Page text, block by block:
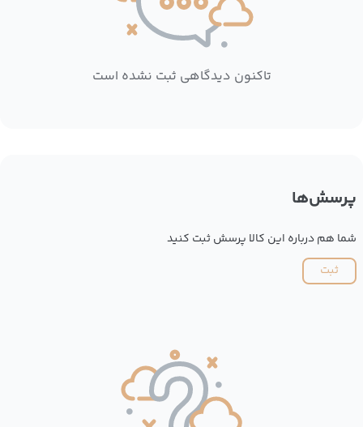
تاکنون دیدگاهی ثبت نشده است
پرسش‌ها
شما هم درباره این کالا پرسش ثبت کنید
ثبت